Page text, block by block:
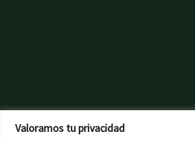
Valoramos tu privacidad